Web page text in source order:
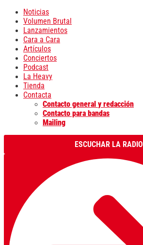
Noticias
Volumen Brutal
Lanzamientos
Cara a Cara
Artículos
Conciertos
Podcast
La Heavy
Tienda
Contacta
Contacto general y redacción
Contacto para bandas
Mailing
ESCUCHAR LA RADIO